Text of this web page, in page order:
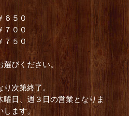
６５０
７００
７５０
びください。
次第終了。
日、週３日の営業となりま
します。